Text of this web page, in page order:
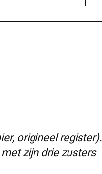
origineel register).
zijn drie zusters